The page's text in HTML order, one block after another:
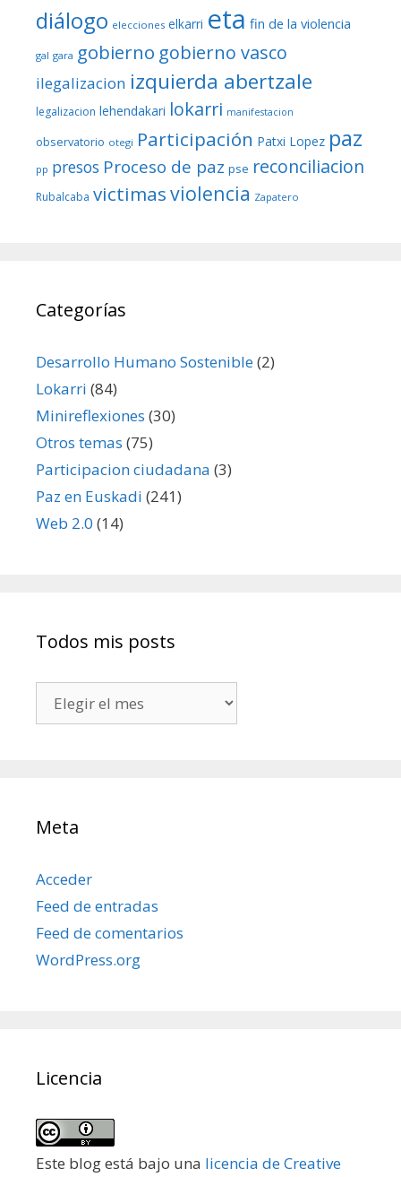
diálogo elecciones elkarri eta fin de la violencia
gal gara gobierno gobierno vasco
ilegalizacion izquierda abertzale
legalizacion lehendakari lokarri manifestacion
observatorio otegi Participación Patxi Lopez paz
pp presos Proceso de paz pse reconciliacion
Rubalcaba victimasviolencia Zapatero
Categorías
Desarrollo Humano Sostenible(2)
Lokarri (84)
Minireflexiones (30)
Otros temas (75)
Participacion ciudadana (3)
Paz en Euskadi (241)
Web 2.0 (14)
Todos mis posts
mis
Meta
Acceder
Feed de entradas
Feed de comentarios
WordPress.org
Licencia
Este blog está bajo una licencia de Creative